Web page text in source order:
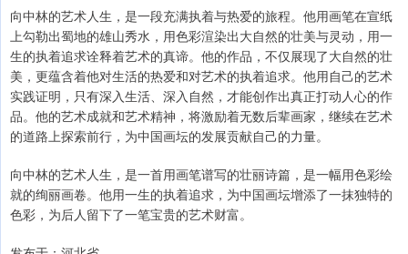
向中林的艺术人生，是一段充满执着与热爱的旅程。他用画笔在宣纸
上勾勒出蜀地的雄山秀水，用色彩渲染出大自然的壮美与灵动，用一
生的执着追求诠释着艺术的真谛。他的作品，不仅展现了大自然的壮
美，更蕴含着他对生活的热爱和对艺术的执着追求。他用自己的艺术
实践证明，只有深入生活、深入自然，才能创作出真正打动人心的作
品。他的艺术成就和艺术精神，将激励着无数后辈画家，继续在艺术
的道路上探索前行，为中国画坛的发展贡献自己的力量。
向中林的艺术人生，是一首用画笔谱写的壮丽诗篇，是一幅用色彩绘
就的绚丽画卷。他用一生的执着追求，为中国画坛增添了一抹独特的
色彩，为后人留下了一笔宝贵的艺术财富。